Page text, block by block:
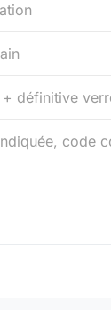
définitive
code